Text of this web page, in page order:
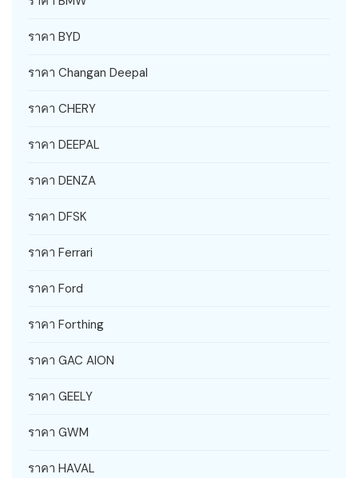
ราคา BYD
ราคา Changan Deepal
ราคา CHERY
ราคา DEEPAL
ราคา DENZA
ราคา DFSK
ราคา Ferrari
ราคา Ford
ราคา Forthing
ราคา GAC AION
ราคา GEELY
ราคา GWM
ราคา HAVAL